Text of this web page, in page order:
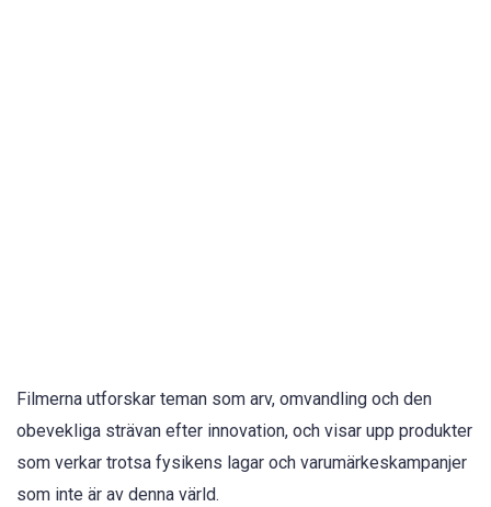
Filmerna utforskar teman som arv, omvandling och den
obevekliga strävan efter innovation, och visar upp produkter
som verkar trotsa fysikens lagar och varumärkeskampanjer
som inte är av denna värld.